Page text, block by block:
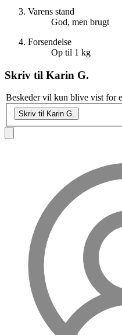
Varens stand
God, men brugt
Forsendelse
Op til 1 kg
Skriv til Karin G.
Beskeder vil kun blive vist for
Skriv til Karin G.